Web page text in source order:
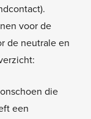
voor de
de neutrale en
die
een